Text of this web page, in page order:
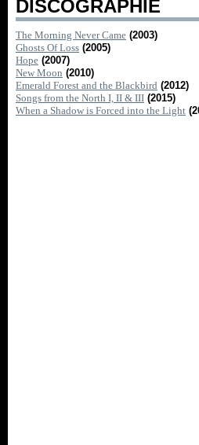
DISCOGRAPHIE
The Morning Never Came (2003)
Ghosts Of Loss (2005)
Hope (2007)
New Moon (2010)
Emerald Forest and the Blackbird (2012)
Songs from the North I, II & III (2015)
When a Shadow is Forced into the Light